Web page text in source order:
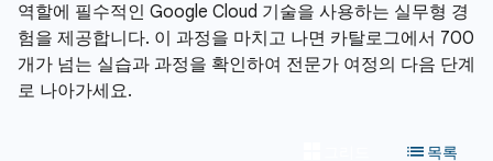
역할에 필수적인 Google Cloud 기술을 사용하는 실무형 경
험을 제공합니다. 이 과정을 마치고 나면 카탈로그에서 700
개가 넘는 실습과 과정을 확인하여 전문가 여정의 다음 단계
로 나아가세요.